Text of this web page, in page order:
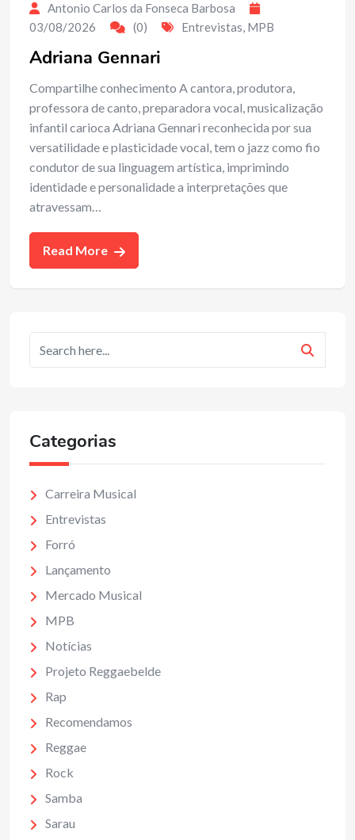
Antonio Carlos da Fonseca Barbosa
03/08/2026
(0) Entrevistas, MPB
Adriana Gennari
Compartilhe conhecimento A cantora, produtora,
professora de canto, preparadora vocal, musicalização
infantil carioca Adriana Gennari reconhecida por sua
versatilidade e plasticidade vocal, tem o jazz como fio
condutor de sua linguagem artística, imprimindo
identidade e personalidade a interpretações que
atravessam…
Read More
Categorias
Carreira Musical
Entrevistas
Forró
Lançamento
Mercado Musical
MPB
Notícias
Projeto Reggaebelde
Rap
Recomendamos
Reggae
Rock
Samba
Sarau